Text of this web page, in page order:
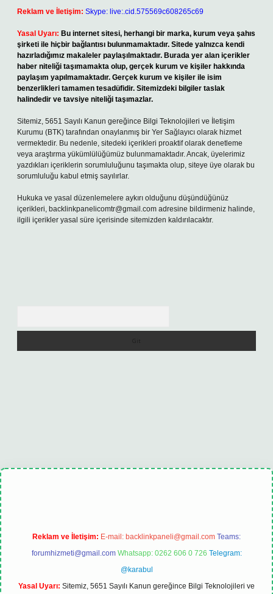
Reklam ve İletişim: Skype: live:.cid.575569c608265c69
Yasal Uyarı: Bu internet sitesi, herhangi bir marka, kurum veya şahıs
şirketi ile hiçbir bağlantısı bulunmamaktadır. Sitede yalnızca kendi
hazırladığımız makaleler paylaşılmaktadır. Burada yer alan içerikler
haber niteliği taşımamakta olup, gerçek kurum ve kişiler hakkında
paylaşım yapılmamaktadır. Gerçek kurum ve kişiler ile isim
benzerlikleri tamamen tesadüfidir. Sitemizdeki bilgiler taslak
halindedir ve tavsiye niteliği taşımazlar.
Sitemiz, 5651 Sayılı Kanun gereğince Bilgi Teknolojileri ve İletişim
Kurumu (BTK) tarafından onaylanmış bir Yer Sağlayıcı olarak hizmet
vermektedir. Bu nedenle, sitedeki içerikleri proaktif olarak denetleme
veya araştırma yükümlülüğümüz bulunmamaktadır. Ancak, üyelerimiz
yazdıkları içeriklerin sorumluluğunu taşımakta olup, siteye üye olarak bu
sorumluluğu kabul etmiş sayılırlar.
Hukuka ve yasal düzenlemelere aykırı olduğunu düşündüğünüz
içerikleri, backlinkpanelicomtr@gmail.com adresine bildirmeniz halinde,
ilgili içerikler yasal süre içerisinde sitemizden kaldırılacaktır.
tulipbet güncel
Reklam ve İletişim: E-mail: backlinkpaneli@gmail.com Teams:
forumhizmeti@gmail.com Whatsapp: 0262 606 0 726 Telegram:
@karabul
Yasal Uyarı: Sitemiz, 5651 Sayılı Kanun gereğince Bilgi Teknolojileri ve